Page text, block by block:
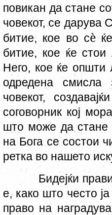
повикан да стане
човекот, се дарува
битие, кое во сè
битие, кое ќе
Него, кое ќе
одредена смисла
човекот,
соговорник кој
што може да стане
на Бога се состои
ретка во нашето
Бидејќи
е, како што често
право на